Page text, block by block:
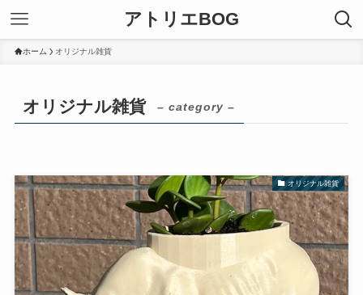
アトリエBOG
ホーム オリジナル雑貨
オリジナル雑貨 – category –
オリジナル雑貨